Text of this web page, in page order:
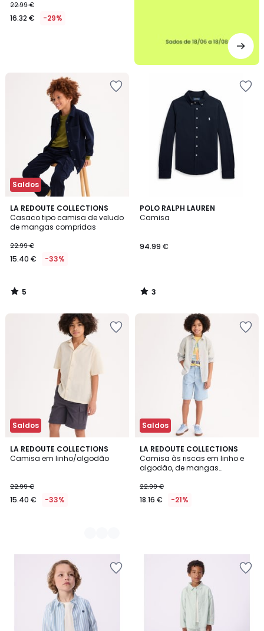
22.99 €
16.32 € -29%
Saldos
LA REDOUTE COLLECTIONS
Casaco tipo camisa de veludo
de mangas compridas
22.99 €
15.40 € -33%
5
/
5
5
/
POLO RALPH LAUREN
Camisa
94.99 €
3
/
3
/
Saldos
LA REDOUTE COLLECTIONS
Camisa em linho/algodão
22.99 €
15.40 € -33%
3
Cores
Saldos
LA REDOUTE COLLECTIONS
Camisa às riscas em linho e
algodão, de mangas
22.99 €
18.16 € -21%